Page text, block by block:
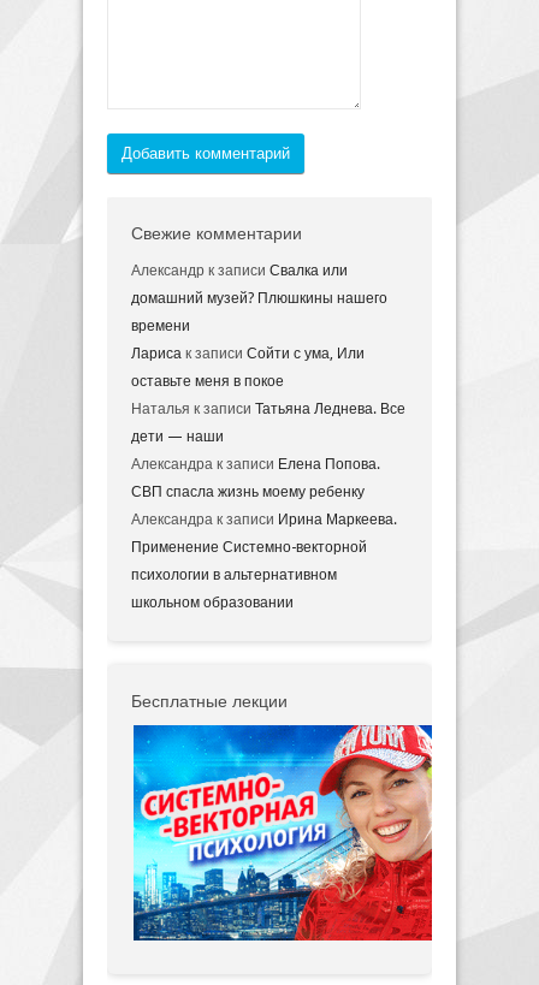
Добавить комментарий
Свежие комментарии
Александр к записи Свалка или
домашний музей? Плюшкины нашего
времени
Лариса к записи Сойти с ума, Или
оставьте меня в покое
Наталья к записи Татьяна Леднева. Все
дети — наши
Александра к записи Елена Попова.
СВП спасла жизнь моему ребенку
Александра к записи Ирина Маркеева.
Применение Системно-векторной
психологии в альтернативном
школьном образовании
Бесплатные лекции